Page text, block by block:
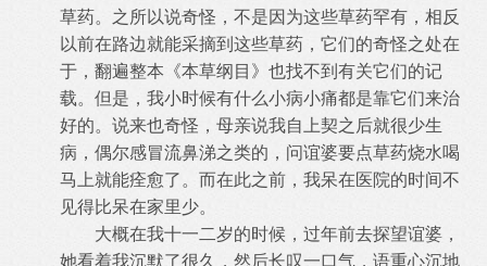
草药。之所以说奇怪，不是因为这些草药罕有，相反
以前在路边就能采摘到这些草药，它们的奇怪之处在
于，翻遍整本《本草纲目》也找不到有关它们的记
载。但是，我小时候有什么小病小痛都是靠它们来治
好的。说来也奇怪，母亲说我自上契之后就很少生
病，偶尔感冒流鼻涕之类的，问谊婆要点草药烧水喝
马上就能痊愈了。而在此之前，我呆在医院的时间不
见得比呆在家里少。
大概在我十一二岁的时候，过年前去探望谊婆，
她看着我沉默了很久，然后长叹一口气，语重心沉地